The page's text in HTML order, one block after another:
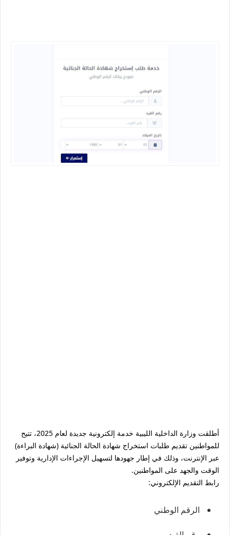
أطلقت وزارة الداخلية الليبية خدمة إلكترونية جديدة لعام 2025، تتيح
للمواطنين تقديم طلبات استخراج شهادة الحالة الجنائية (شهادة البراءة)
عبر الإنترنت، وذلك في إطار جهودها لتسهيل الإجراءات الإدارية وتوفير
الوقت والجهد على المواطنين.
رابط التقديم الإلكتروني:
الرقم الوطني